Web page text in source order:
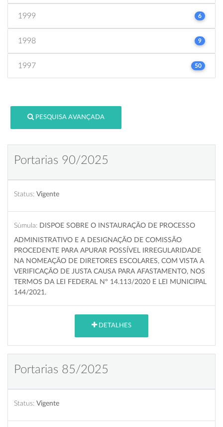
1999 6
1998 9
1997 50
PESQUISA AVANÇADA
Portarias 90/2025
Status: Vigente
Súmula: DISPOE SOBRE O INSTAURAÇÃO DE PROCESSO
ADMINISTRATIVO E A DESIGNAÇÃO DE COMISSÃO
PROCEDENTE PARA APURAR POSSÍVEL IRREGULARIDADE
NA NOMEAÇÃO DE DIRETORES ESCOLARES, COM VISTA A
VERIFICAÇÃO DE JUSTA CAUSA PARA AFASTAMENTO, NOS
TERMOS DA LEI FEDERAL Nº 14.113/2020 E LEI MUNICIPAL
144/2021.
DETALHES
Portarias 85/2025
Status: Vigente